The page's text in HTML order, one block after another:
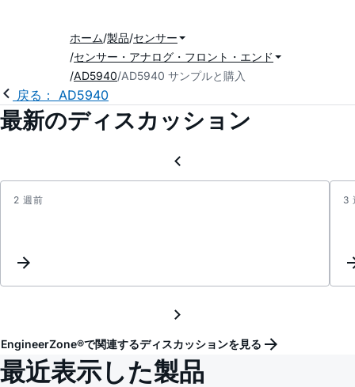
ホーム 製品 センサー
センサー・アナログ・フロント・エンド
AD5940 AD5940 サンプルと購入
戻る： AD5940
最新のディスカッション
2 週前 3
EngineerZone®で関連するディスカッションを見る
最近表示した製品